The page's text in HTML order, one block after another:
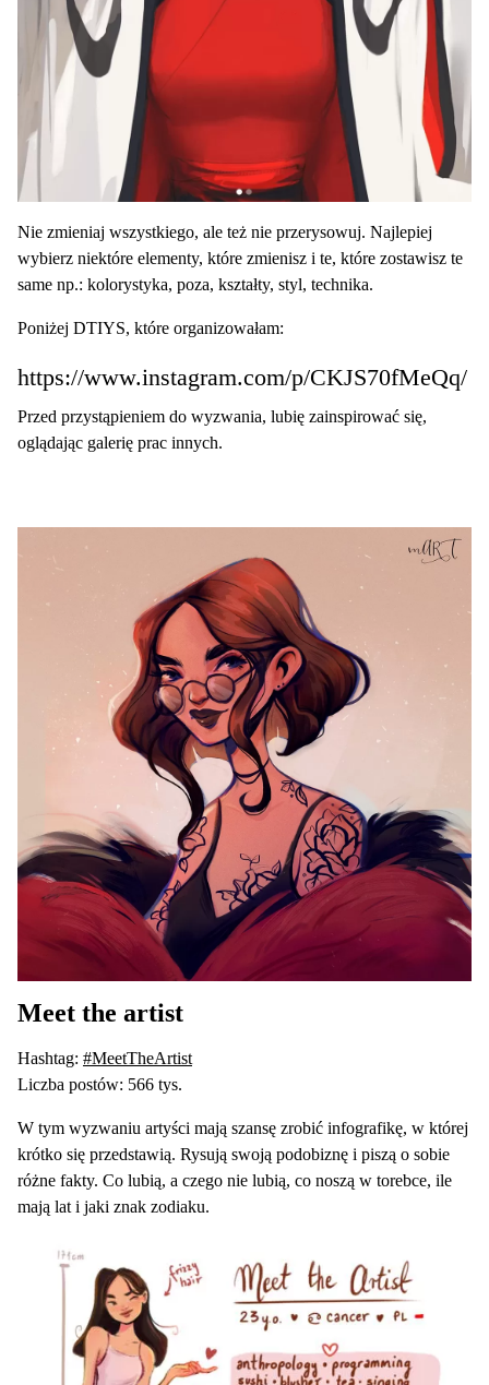
Nie zmieniaj wszystkiego, ale też nie przerysowuj. Najlepiej
wybierz niektóre elementy, które zmienisz i te, które zostawisz te
same np.: kolorystyka, poza, kształty, styl, technika.
Poniżej DTIYS, które organizowałam:
https://www.instagram.com/p/CKJS70fMeQq/
Przed przystąpieniem do wyzwania, lubię zainspirować się,
oglądając galerię prac innych.
Meet the artist
Hashtag: #MeetTheArtist
Liczba postów: 566 tys.
W tym wyzwaniu artyści mają szansę zrobić infografikę, w której
krótko się przedstawią. Rysują swoją podobiznę i piszą o sobie
różne fakty. Co lubią, a czego nie lubią, co noszą w torebce, ile
mają lat i jaki znak zodiaku.